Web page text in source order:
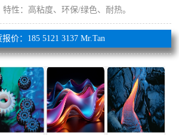
性：高粘度、环保/绿色、耐热。
报价：185 5121 3137 Mr.Tan